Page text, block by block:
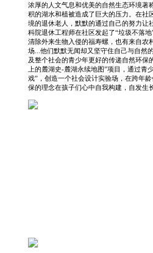
浓厚的人文气息和优美的自然生态环境著
积的湖水和植被造成了巨大的压力。在社
境的退休老人，默默的通过自己的努力让
科院退休工程师在社区发起了“垃圾不落
清除外来生物入侵的福寿螺，也有来自农
场...他们默默无闻却又坚守住自己与自然
及整个社会的青少年更好的传递自然环保
上的麓湖史-麓湖永续地图”项目，通过青
戏”，创造一个社会设计实验场，在跨年
保的理念在孩子们心中自我构建，自发生长